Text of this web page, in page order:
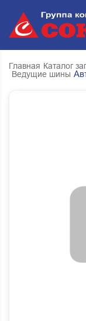
Главная Каталог
Ведущие шины